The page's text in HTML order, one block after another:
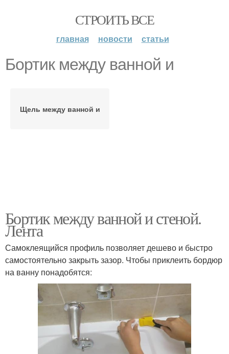
СТРОИТЬ ВСЕ
главная новости статьи
Бортик между ванной и
Щель между ванной и
Бортик между ванной и стеной.
Лента
Самоклеящийся профиль позволяет дешево и быстро
самостоятельно закрыть зазор. Чтобы приклеить бордюр
на ванну понадобятся: